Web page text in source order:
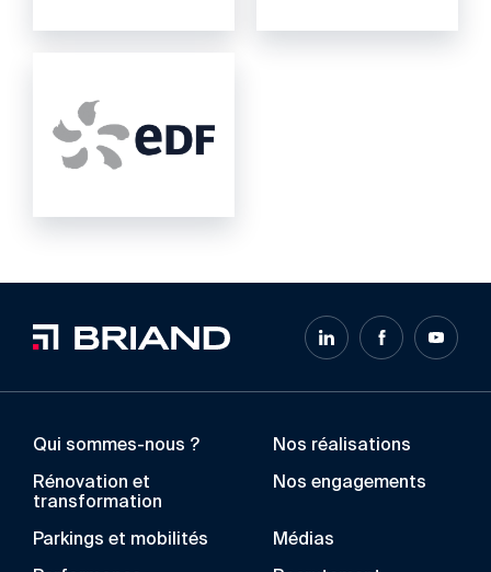
Qui sommes-nous ? Nos réalisations
Rénovation et
transformation
Nos engagements
Parkings et mobilités Médias